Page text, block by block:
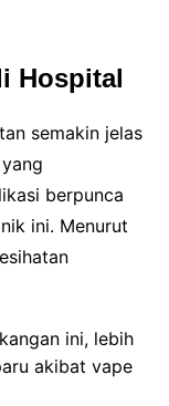
Hospital
semakin jelas
berpunca
ini. Menurut
ini, lebih
akibat vape